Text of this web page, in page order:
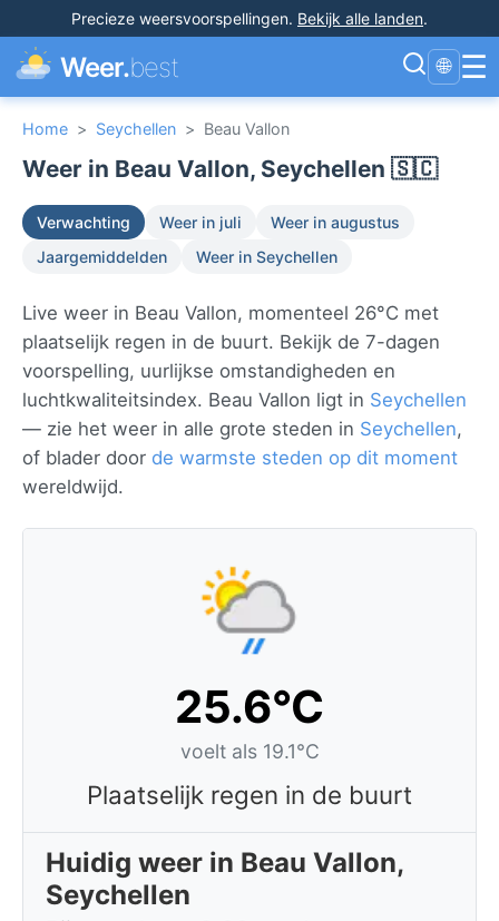
Precieze weersvoorspellingen. Bekijk alle landen.
Weer.best 🌐 ☰
Home > Seychellen > Beau Vallon
Weer in Beau Vallon, Seychellen 🇸🇨
Verwachting Weer in juli
Weer in augustus
Jaargemiddelden
Weer in Seychellen
Live weer in Beau Vallon, momenteel 26°C met
plaatselijk regen in de buurt. Bekijk de 7-dagen
voorspelling, uurlijkse omstandigheden en
luchtkwaliteitsindex. Beau Vallon ligt in Seychellen
— zie het weer in alle grote steden in Seychellen,
of blader door de warmste steden op dit moment
wereldwijd.
25.6°C
voelt als 19.1°C
Plaatselijk regen in de buurt
Huidig weer in Beau Vallon,
Seychellen